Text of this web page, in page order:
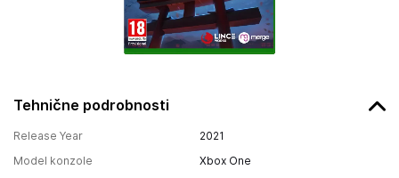
Tehnične podrobnosti
Release Year
2021
Model konzole
Xbox One